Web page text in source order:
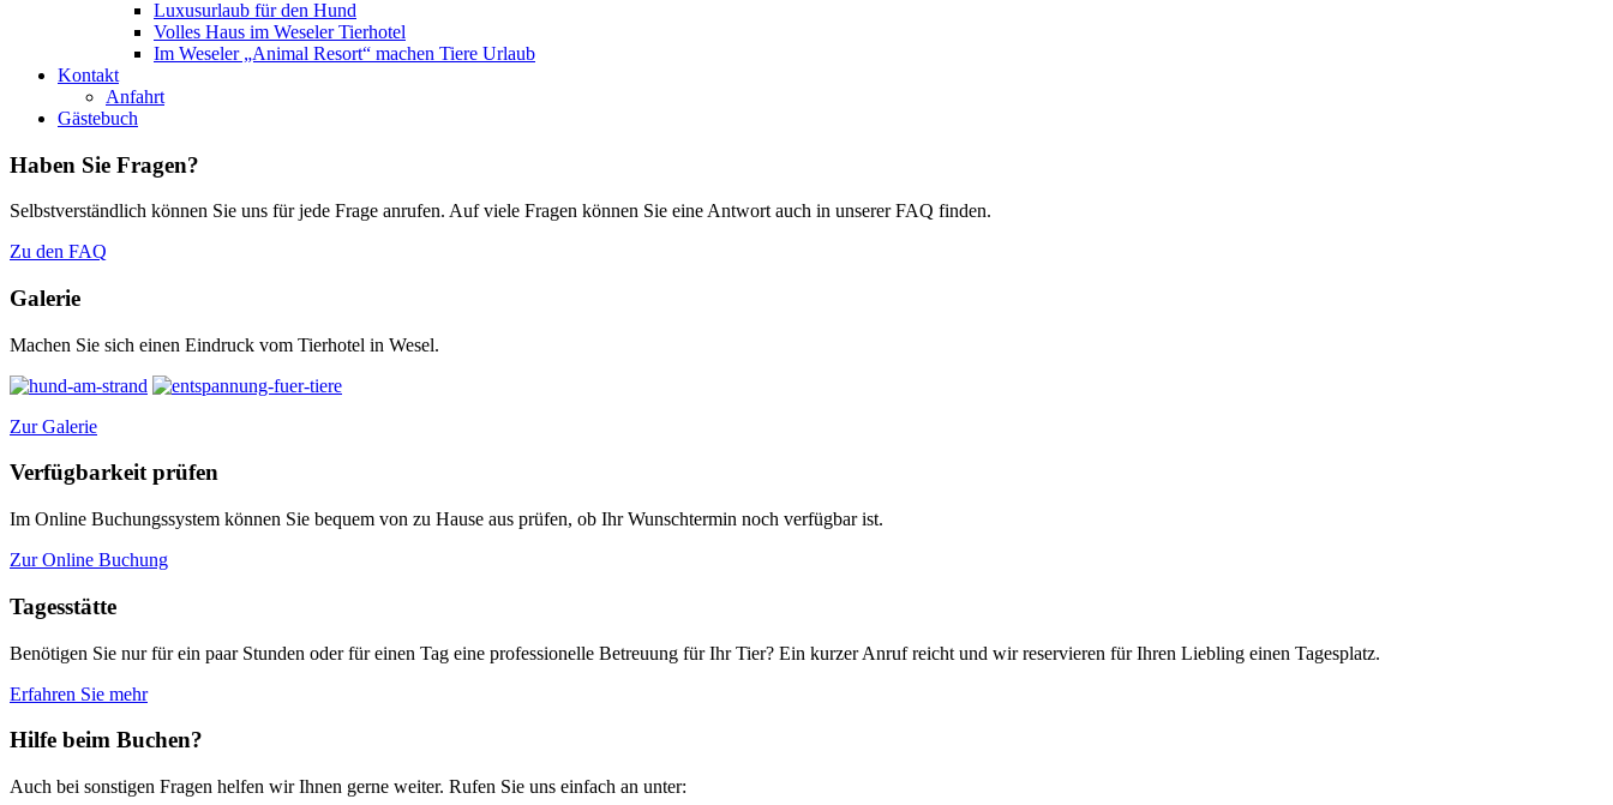
Luxusurlaub für den Hund
Volles Haus im Weseler Tierhotel
Im Weseler „Animal Resort“ machen Tiere Urlaub
Kontakt
Anfahrt
Gästebuch
Haben Sie Fragen?
Selbstverständlich können Sie uns für jede Frage anrufen. Auf viele Fragen können Sie eine Antwort auch in unserer FAQ finden.
Zu den FAQ
Galerie
Machen Sie sich einen Eindruck vom Tierhotel in Wesel.
Zur Galerie
Verfügbarkeit prüfen
Im Online Buchungssystem können Sie bequem von zu Hause aus prüfen, ob Ihr Wunschtermin noch verfügbar ist.
Zur Online Buchung
Tagesstätte
Benötigen Sie nur für ein paar Stunden oder für einen Tag eine professionelle Betreuung für Ihr Tier? Ein kurzer Anruf reicht und wir reservieren für Ihren Liebling einen Tagesplatz.
Erfahren Sie mehr
Hilfe beim Buchen?
Auch bei sonstigen Fragen helfen wir Ihnen gerne weiter. Rufen Sie uns einfach an unter: